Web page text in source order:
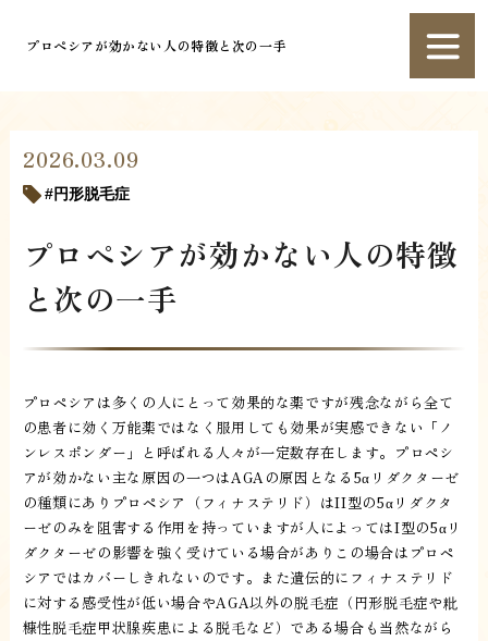
プロペシアが効かない人の特徴と次の一手
2026.03.09
円形脱毛症
プロペシアが効かない人の特徴
と次の一手
プロペシアは多くの人にとって効果的な薬ですが残念ながら全て
の患者に効く万能薬ではなく服用しても効果が実感できない「ノ
ンレスポンダー」と呼ばれる人々が一定数存在します。プロペシ
アが効かない主な原因の一つはAGAの原因となる5αリダクターゼ
の種類にありプロペシア（フィナステリド）はII型の5αリダクタ
ーゼのみを阻害する作用を持っていますが人によってはI型の5αリ
ダクターゼの影響を強く受けている場合がありこの場合はプロペ
シアではカバーしきれないのです。また遺伝的にフィナステリド
に対する感受性が低い場合やAGA以外の脱毛症（円形脱毛症や粃
糠性脱毛症甲状腺疾患による脱毛など）である場合も当然ながら